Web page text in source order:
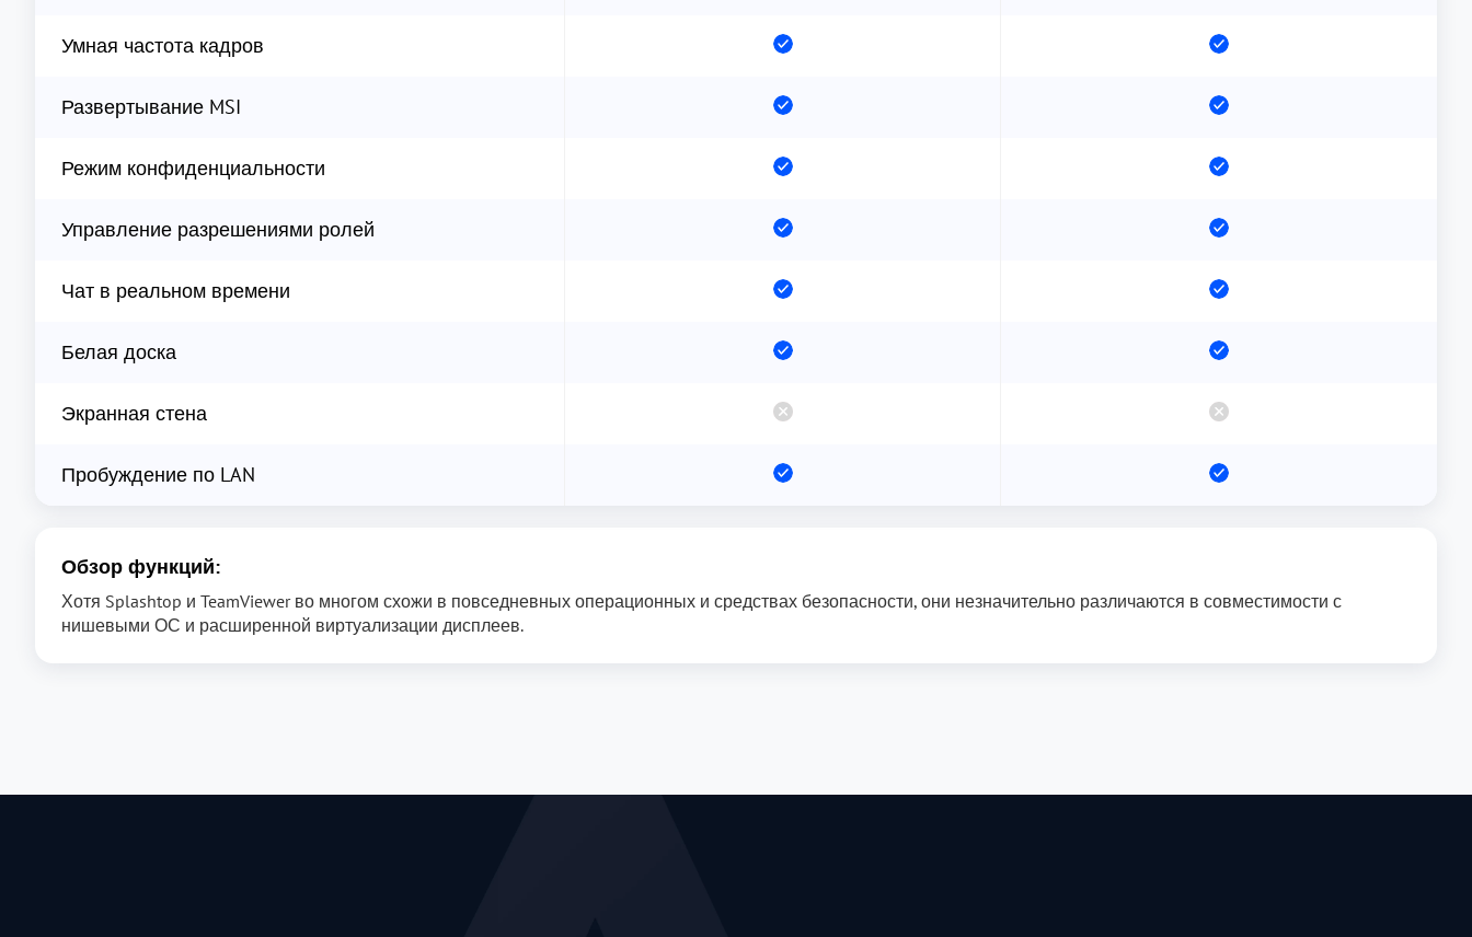
Умная частота кадров
Развертывание MSI
Режим конфиденциальности
Управление разрешениями ролей
Чат в реальном времени
Белая доска
Экранная стена
Пробуждение по LAN
Обзор функций:
Хотя Splashtop и TeamViewer во многом схожи в повседневных операционных и средствах безопасности, они незначительно различаются в совместимости с
нишевыми ОС и расширенной виртуализации дисплеев.